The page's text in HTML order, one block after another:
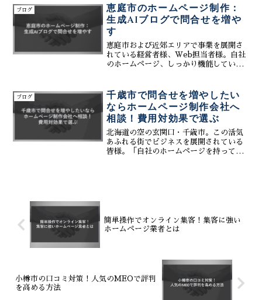
底解説します。株式会社ティーコネクト
は、MEOで店舗情報の土台を固め、AI
に推薦される仕組みを構築。CMS、
SEO、SNS運用、オールインワンシステ
ムを駆使し、地域密着型のビジネスを強
力にサポートします。現在、無料お見積
もりを承り中です。
ブログ
恵庭市のホームページ制作：
生成AIブログで問合せを増や
す
恵庭市および近郊エリアで事業を展開さ
れている経営者様、Web担当者様。自社
のホームページ、しっかり機能していま
報を発信したいけど、時間も人手もな
い」「競合が増えてきて、...
ブログ
千歳市で問合せを増やしたい
ならホームページ制作会社へ
相談！費用対効果で選ぶ
北海道の空の玄関口・千歳市。この活気
あふれる街でビジネスを展開されている
皆様。「自社のホームページを持ってい
簡単操作でオンライン集客！集客に強い
ホームページ業者とは
小樽市の口コミ対策！人気のMEOで評判
を高める方法